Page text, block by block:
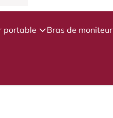
portable Bras de moniteur